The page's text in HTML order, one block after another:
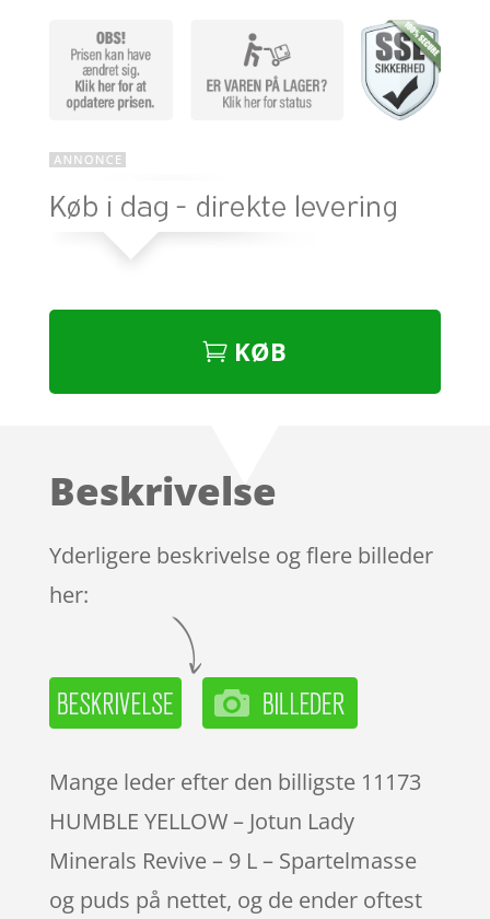
KØB
Beskrivelse
Yderligere beskrivelse og flere billeder
her:
Mange leder efter den billigste 11173
HUMBLE YELLOW – Jotun Lady
Minerals Revive – 9 L – Spartelmasse
og puds på nettet, og de ender oftest